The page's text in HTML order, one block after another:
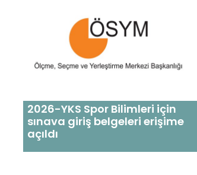
2026-YKS Spor Bilimleri için
sınava giriş belgeleri erişime
açıldı